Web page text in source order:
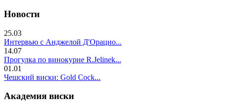
Новости
25.03
Интервью с Анджелой Д'Орацио...
14.07
Прогулка по винокурне R.Jelinek...
01.01
Чешский виски: Gold Cock...
Академия виски